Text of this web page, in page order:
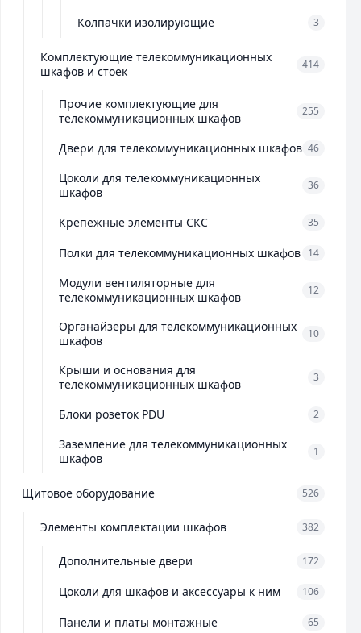
Колпачки изолирующие 3
Комплектующие телекоммуникационных
шкафов и стоек
414
Прочие комплектующие для
телекоммуникационных шкафов
255
Двери для телекоммуникационных шкафов 46
Цоколи для телекоммуникационных
шкафов
36
Крепежные элементы СКС 35
Полки для телекоммуникационных шкафов 14
Модули вентиляторные для
телекоммуникационных шкафов
12
Органайзеры для телекоммуникационных
шкафов
10
Крыши и основания для
телекоммуникационных шкафов
3
Блоки розеток PDU 2
Заземление для телекоммуникационных
шкафов
1
Щитовое оборудование 526
Элементы комплектации шкафов 382
Дополнительные двери 172
Цоколи для шкафов и аксессуары к ним 106
Панели и платы монтажные 65